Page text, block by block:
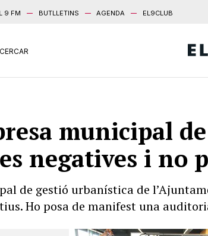
9 FM BUTLLETINS AGENDA EL9CLUB
municipal
negatives i no
de gestió urbanística de
Ho posa de manifest una